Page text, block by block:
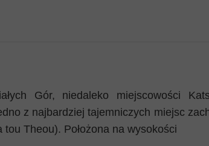
Gór, niedaleko miejscowości
z najbardziej tajemniczych miejsc
Theou). Położona na wysokości